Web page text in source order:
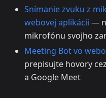
Snímanie zvuku z
webovej aplikácii —
mikrofónu svojho
Meeting Bot vo
prepisujte hovory
a Google Meet